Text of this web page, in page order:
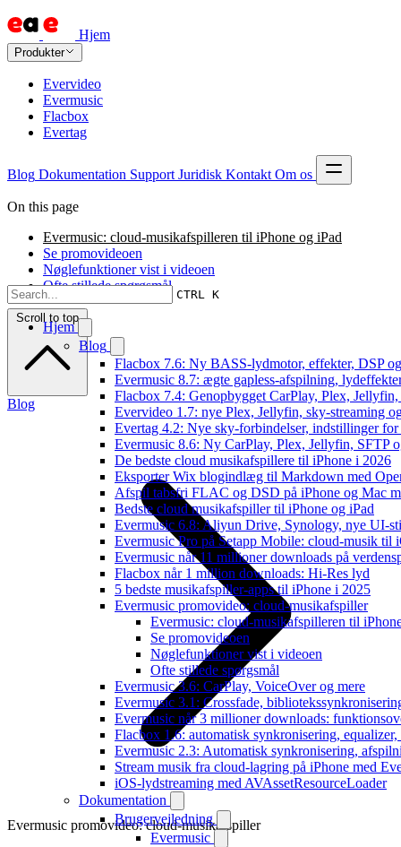
Hjem
Produkter
Evervideo
Evermusic
Flacbox
Evertag
Blog Dokumentation Support Juridisk Kontakt Om os
CTRL K
Hjem
Blog
Flacbox 7.6: Ny BASS-lydmotor, effekter, DSP
Evermusic 8.7: ægte gapless-afspilning,
Flacbox 7.4: Genopbygget CarPlay, Plex,
Evervideo 1.7: nye Plex, Jellyfin, sky-streaming
Evertag 4.2: Nye sky-forbindelser, indstillinger
Evermusic 8.6: Ny CarPlay, Plex, Jellyfin, SFTP
De bedste cloud musikafspillere til iPhone i 2026
Eksporter Wix blogindlæg til Markdown med
Afspil tabsfri FLAC og DSD på iPhone og Mac
Bedste cloud musikafspiller til iPhone og iPad
Evermusic 6.8: Aliyun Drive, Synology, nye UI-
Evermusic Pro på Setapp Mobile: cloud-musik til
Evermusic når 11 millioner downloads på
Flacbox når 1 million downloads: Hi-Res lyd
5 bedste musikafspiller-apps til iPhone i 2025
Evermusic promovideo: cloud-musikafspiller
Evermusic: cloud-musikafspilleren til
Se promovideoen
Nøglefunktioner vist i videoen
Ofte stillede spørgsmål
Evermusic 3.6: CarPlay, VoiceOver og mere
Evermusic 3.1: Crossfade,
Evermusic når 3 millioner downloads:
Flacbox 1.6: automatisk synkronisering,
Evermusic 2.3: Automatisk synkronisering,
Stream musik fra cloud-lagring på iPhone med
iOS-lydstreaming med AVAssetResourceLoader
Dokumentation
Brugervejledning
Evermusic
On this page
Evermusic: cloud-musikafspilleren til iPhone og iPad
Se promovideoen
Nøglefunktioner vist i videoen
Ofte stillede spørgsmål
Scroll to top
Blog
Evermusic promovideo: cloud-musikafspiller